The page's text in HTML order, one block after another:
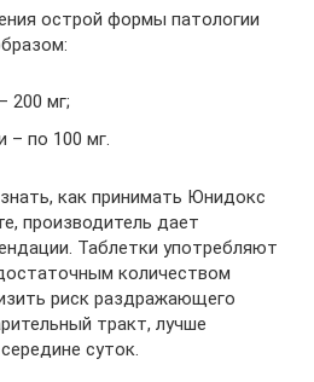
острой формы патологии
200 мг;
– по 100 мг.
как принимать Юнидокс
производитель дает
Таблетки употребляют
количеством
риск раздражающего
тракт, лучше
суток.